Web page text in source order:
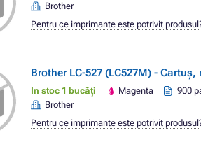
Brother
Pentru ce imprimante este potrivit
Brother LC-527 (LC527M) - Cartuș,
In stoc 1 bucăți Magenta 900
Brother
Pentru ce imprimante este potrivit